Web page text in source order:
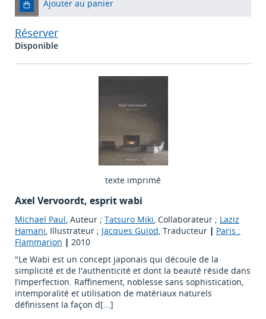
Ajouter au panier
Réserver
Disponible
texte imprimé
Axel Vervoordt, esprit wabi
Michael Paul, Auteur ; Tatsuro Miki, Collaborateur ; Laziz
Hamani, Illustrateur ; Jacques Guiod, Traducteur | Paris :
Flammarion | 2010
"Le Wabi est un concept japonais qui découle de la
simplicité et de l'authenticité et dont la beauté réside dans
l’imperfection. Raffinement, noblesse sans sophistication,
intemporalité et utilisation de matériaux naturels
définissent la façon d[...]